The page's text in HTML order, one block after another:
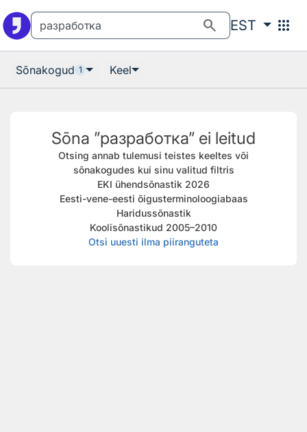
search EST apps
Sõnakogud 1 Keel
Sõna ”разработка” ei leitud
Otsing annab tulemusi teistes keeltes või
sõnakogudes kui sinu valitud filtris
EKI ühendsõnastik 2026
Eesti-vene-eesti õigusterminoloogiabaas
Haridussõnastik
Koolisõnastikud 2005–2010
Otsi uuesti ilma piiranguteta